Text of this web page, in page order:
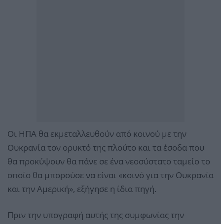
Οι ΗΠΑ θα εκμεταλλευθούν από κοινού με την
Ουκρανία τον ορυκτό της πλούτο και τα έσοδα που
θα προκύψουν θα πάνε σε ένα νεοσύστατο ταμείο το
οποίο θα μπορούσε να είναι «κοινό για την Ουκρανία
και την Αμερική», εξήγησε η ίδια πηγή.
Πριν την υπογραφή αυτής της συμφωνίας την